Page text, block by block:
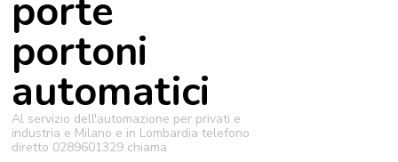
porte
portoni
automatici
Al servizio dell'automazione per privati e
industria e Milano e in Lombardia telefono
diretto 0289601329 chiama